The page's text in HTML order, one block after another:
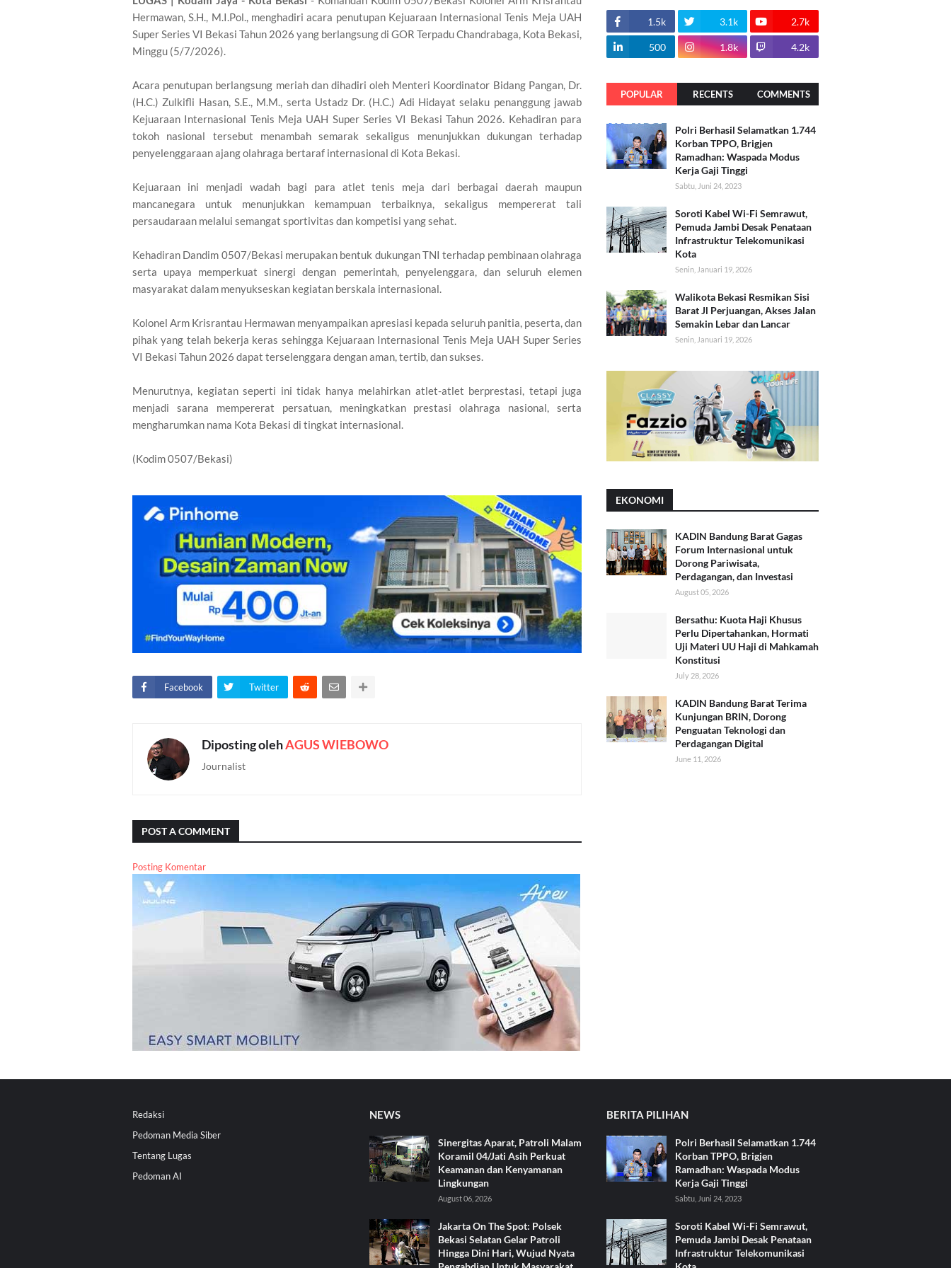
Hermawan, S.H., M.I.Pol., menghadiri acara penutupan Kejuaraan Internasional Tenis Meja UAH
Super Series VI Bekasi Tahun 2026 yang berlangsung di GOR Terpadu Chandrabaga, Kota Bekasi,
Minggu (5/7/2026).
Acara penutupan berlangsung meriah dan dihadiri oleh Menteri Koordinator Bidang Pangan, Dr.
(H.C.) Zulkifli Hasan, S.E., M.M., serta Ustadz Dr. (H.C.) Adi Hidayat selaku penanggung jawab
Kejuaraan Internasional Tenis Meja UAH Super Series VI Bekasi Tahun 2026. Kehadiran para
tokoh nasional tersebut menambah semarak sekaligus menunjukkan dukungan terhadap
penyelenggaraan ajang olahraga bertaraf internasional di Kota Bekasi.
Kejuaraan ini menjadi wadah bagi para atlet tenis meja dari berbagai daerah maupun
mancanegara untuk menunjukkan kemampuan terbaiknya, sekaligus mempererat tali
persaudaraan melalui semangat sportivitas dan kompetisi yang sehat.
Kehadiran Dandim 0507/Bekasi merupakan bentuk dukungan TNI terhadap pembinaan olahraga
serta upaya memperkuat sinergi dengan pemerintah, penyelenggara, dan seluruh elemen
masyarakat dalam menyukseskan kegiatan berskala internasional.
Kolonel Arm Krisrantau Hermawan menyampaikan apresiasi kepada seluruh panitia, peserta, dan
pihak yang telah bekerja keras sehingga Kejuaraan Internasional Tenis Meja UAH Super Series
VI Bekasi Tahun 2026 dapat terselenggara dengan aman, tertib, dan sukses.
Menurutnya, kegiatan seperti ini tidak hanya melahirkan atlet-atlet berprestasi, tetapi juga
menjadi sarana mempererat persatuan, meningkatkan prestasi olahraga nasional, serta
mengharumkan nama Kota Bekasi di tingkat internasional.
(Kodim 0507/Bekasi)
Facebook Twitter
Diposting olehAGUS WIEBOWO
Journalist
POST A COMMENT
Posting Komentar
1.5k 3.1k 2.7k
500 1.8k 4.2k
POPULAR RECENTS COMMENTS
Polri Berhasil Selamatkan 1.744
Korban TPPO, Brigjen
Ramadhan: Waspada Modus
Kerja Gaji Tinggi
Sabtu, Juni 24, 2023
Soroti Kabel Wi-Fi Semrawut,
Pemuda Jambi Desak Penataan
Infrastruktur Telekomunikasi
Kota
Senin, Januari 19, 2026
Walikota Bekasi Resmikan Sisi
Barat Jl Perjuangan, Akses Jalan
Semakin Lebar dan Lancar
Senin, Januari 19, 2026
EKONOMI
KADIN Bandung Barat Gagas
Forum Internasional untuk
Dorong Pariwisata,
Perdagangan, dan Investasi
August 05, 2026
Bersathu: Kuota Haji Khusus
Perlu Dipertahankan, Hormati
Uji Materi UU Haji di Mahkamah
Konstitusi
July 28, 2026
KADIN Bandung Barat Terima
Kunjungan BRIN, Dorong
Penguatan Teknologi dan
Perdagangan Digital
June 11, 2026
Redaksi
Pedoman Media Siber
Tentang Lugas
Pedoman AI
NEWS
Sinergitas Aparat, Patroli Malam
Koramil 04/Jati Asih Perkuat
Keamanan dan Kenyamanan
Lingkungan
August 06, 2026
Jakarta On The Spot: Polsek
Bekasi Selatan Gelar Patroli
Hingga Dini Hari, Wujud Nyata
BERITA PILIHAN
Polri Berhasil Selamatkan 1.744
Korban TPPO, Brigjen
Ramadhan: Waspada Modus
Kerja Gaji Tinggi
Sabtu, Juni 24, 2023
Soroti Kabel Wi-Fi Semrawut,
Pemuda Jambi Desak Penataan
Infrastruktur Telekomunikasi